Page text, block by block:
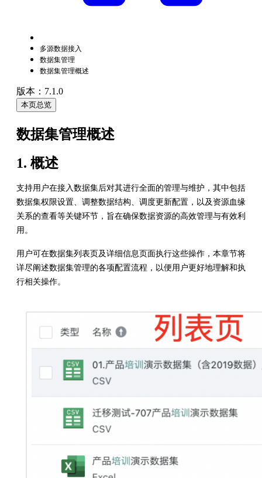
多源数据接入
数据集管理
数据集管理概述
版本：7.1.0
本页总览
数据集管理概述
1. 概述
支持用户在接入数据集后对其进行全面的管理与维护，其中包括
数据集权限设置、调整数据结构、调度更新配置，以及资源血缘
关系的查看等关键环节，旨在确保数据资源的高效管理与有效利
用。
用户可在数据集列表页及详细信息页面执行这些操作，本章节将
详尽阐述数据集管理的各项配置流程，以便用户更好地理解和执
行相关操作。